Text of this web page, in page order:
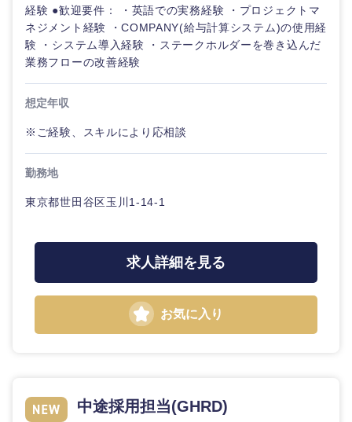
経験 ●歓迎要件： ・英語での実務経験 ・プロジェクトマ
ネジメント経験 ・COMPANY(給与計算システム)の使用経
験 ・システム導入経験 ・ステークホルダーを巻き込んだ
業務フローの改善経験
想定年収
※ご経験、スキルにより応相談
勤務地
東京都世田谷区玉川1-14-1
求人詳細を見る
お気に入り
中途採用担当(GHRD)